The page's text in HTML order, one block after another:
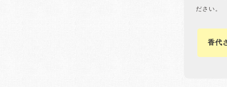
ださい。
香代